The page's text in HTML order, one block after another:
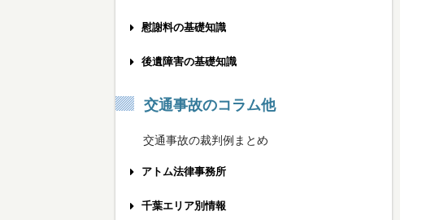
事故被害者の方へ
弁護士費用の不安を解消するために
弁護士特約を利用する際の注意点
弁護士に相談する最適なタイミング
弁護士との打ち合わせへの持参物
慰謝料の基礎知識
交通事故慰謝料の相場計算機
むちうちの慰謝料を増額する方法
椎間板ヘルニアの慰謝料相場は？
打撲でも慰謝料を請求できるの？
通院3ヶ月の慰謝料の3つの基準
後遺障害の基礎知識
後遺障害の認定にかかる期間
交通事故のコラム他
交通事故の裁判例まとめ
アトム法律事務所
交通事故の弁護士費用
千葉エリア別情報